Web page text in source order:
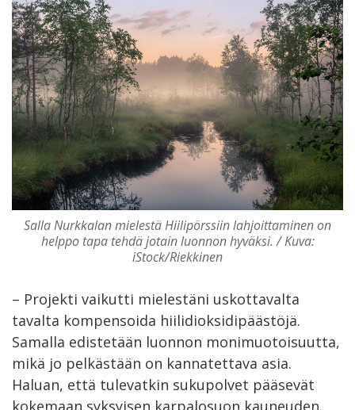
Salla Nurkkalan mielestä Hiilipörssiin lahjoittaminen on
helppo tapa tehdä jotain luonnon hyväksi. / Kuva:
iStock/Riekkinen
– Projekti vaikutti mielestäni uskottavalta
tavalta kompensoida hiilidioksidipäästöjä.
Samalla edistetään luonnon monimuotoisuutta,
mikä jo pelkästään on kannatettava asia.
Haluan, että tulevatkin sukupolvet pääsevät
kokemaan syksyisen karpalosuon kauneuden.